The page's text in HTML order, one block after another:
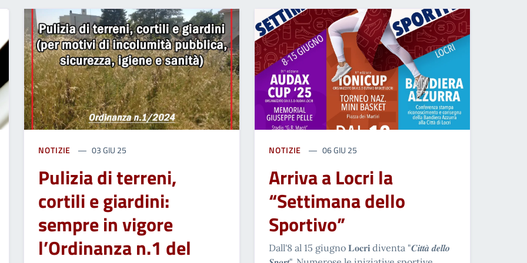
NOTIZIE 03 GIU 25
Pulizia di terreni,
cortili e giardini:
sempre in vigore
l’Ordinanza n.1 del
NOTIZIE 06 GIU 25
Arriva a Locri la
“Settimana dello
Sportivo”
Dall'8 al 15 giugno 𝐋𝐨𝐜𝐫𝐢 diventa "𝑪𝒊𝒕𝒕𝒂̀ 𝒅𝒆𝒍𝒍𝒐